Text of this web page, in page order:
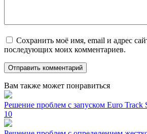
Сохранить моё имя, email и адрес
последующих моих комментариев.
Вам также может понравиться
Решение проблем с запуском Euro Track
10